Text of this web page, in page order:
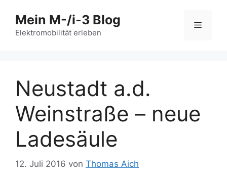
Inhalt
springen
Mein M-/i-3 Blog
Elektromobilität erleben
Menü
Neustadt a.d.
Weinstraße – neue
Ladesäule
12. Juli 2016 von Thomas Aich